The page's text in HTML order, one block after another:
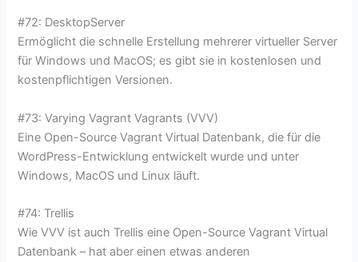
#72: DesktopServer
Ermöglicht die schnelle Erstellung mehrerer virtueller Server
für Windows und MacOS; es gibt sie in kostenlosen und
kostenpflichtigen Versionen.
#73: Varying Vagrant Vagrants (VVV)
Eine Open-Source Vagrant Virtual Datenbank, die für die
WordPress-Entwicklung entwickelt wurde und unter
Windows, MacOS und Linux läuft.
#74: Trellis
Wie VVV ist auch Trellis eine Open-Source Vagrant Virtual
Datenbank – hat aber einen etwas anderen